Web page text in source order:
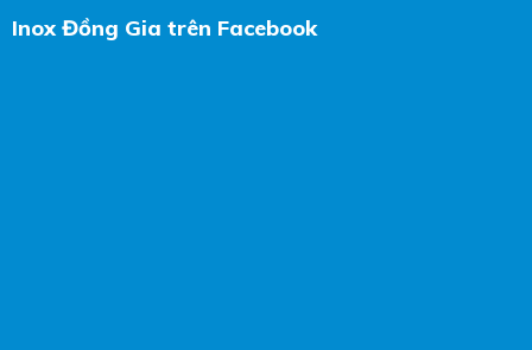
Inox Đồng Gia trên Facebook